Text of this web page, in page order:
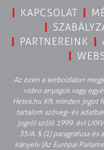
KAPCSOLAT
PARTNEREINK
Az ezen a weboldalon
video anyagok vagy
Hetek.hu Kft. minden jogot
tartalom szöveg- és
jogról szóló 1999. évi
35/A. § (1) paragrafusa
irányelv (Az Európai